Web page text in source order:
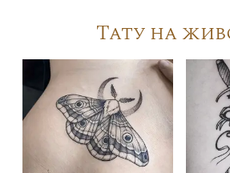
Тату на